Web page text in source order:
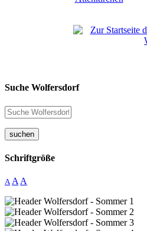
Suche Wolfersdorf
suchen
Schriftgröße
A A A